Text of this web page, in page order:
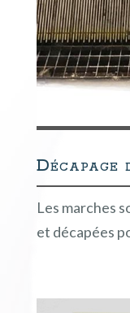
Décapage
Les marches
et décapées